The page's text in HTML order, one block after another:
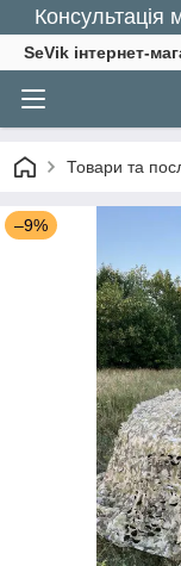
Консультація
SeVik інтернет-
Товари та
–9%